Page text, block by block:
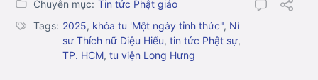
Chuyên mục: Tin tức Phật giáo
Tags: 2025, khóa tu 'Một ngày tỉnh thức", Ní
sư Thích nữ Diệu Hiếu, tin tức Phật sự,
TP. HCM, tu viện Long Hưng